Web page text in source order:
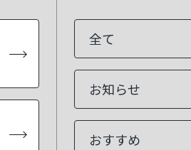
全て
お知らせ
おすすめ